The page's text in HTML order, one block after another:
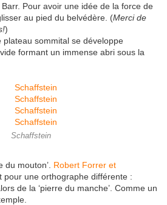
Pour avoir une idée de la force de
au pied du belvédère. (Merci de
)
plateau sommital se développe
formant un immense abri sous la
Schaffstein
du mouton’. Robert Forrer et
pour une orthographe différente :
de la ‘pierre du manche’. Comme un